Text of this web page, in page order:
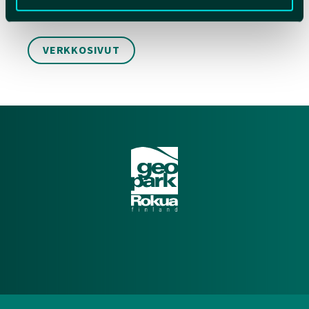
* lämmin tila vaatteiden vaihtoon
VERKKOSIVUT